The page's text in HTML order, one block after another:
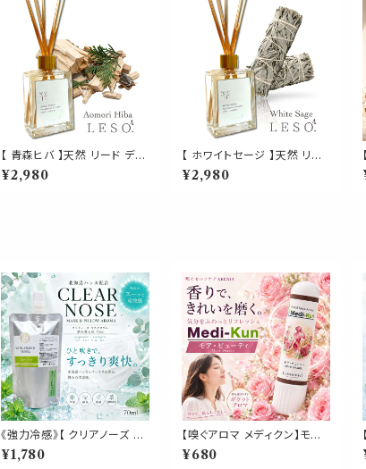
【 青森ヒバ 】天然 リード ディ
フューザー 50ml 木 森 香木
杜 ウッディ フレグランス ルー
¥2,980
【 ホワイトセージ 】天然 リー
ド ディフューザー 50ml 浄化
フレグランス ルーム 風運 運
¥2,980
《強力冷感》【 クリアノーズ 詰
め替え用 70ml 】マスク & ピ
ロー アロマ｜北海道ハッカ
¥1,780
【嗅ぐアロマ メディクン】モア・
ビューティ｜ダマスクローズ×
ネロリ×サンダルウッド 華やか
¥680